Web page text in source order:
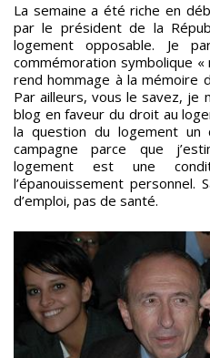
La semaine a été riche en
par le président de la
logement opposable. Je
commémoration symbolique
rend hommage à la mémoire
Par ailleurs, vous le savez, je
blog en faveur du droit au
la question du logement
campagne parce que
logement est une
l’épanouissement
d’emploi, pas de santé.